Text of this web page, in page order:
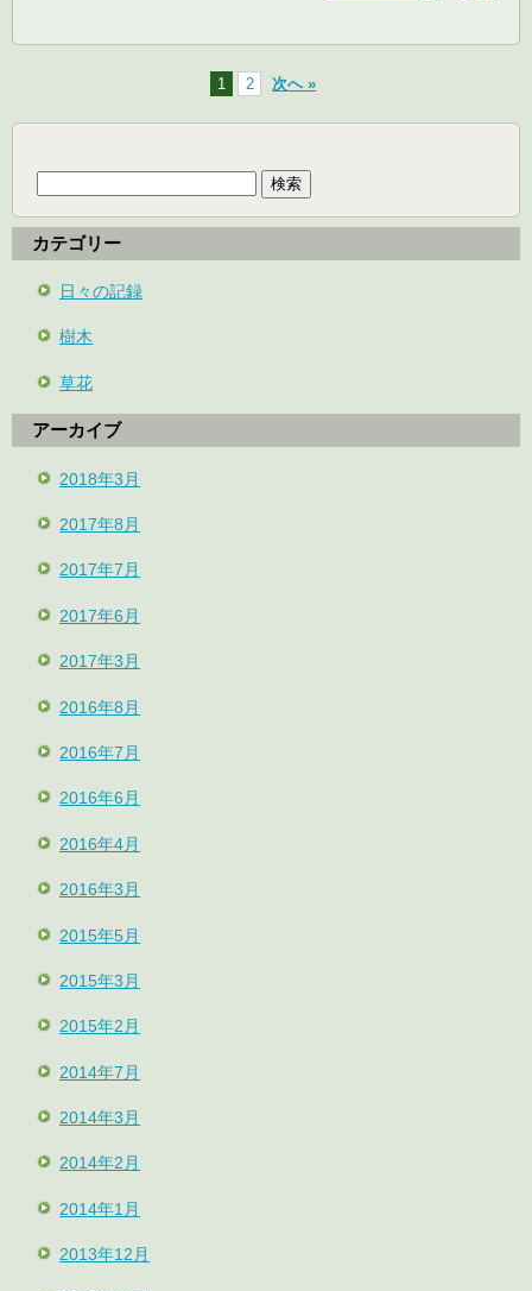
1 2 次へ »
カテゴリー
日々の記録
樹木
草花
アーカイブ
2018年3月
2017年8月
2017年7月
2017年6月
2017年3月
2016年8月
2016年7月
2016年6月
2016年4月
2016年3月
2015年5月
2015年3月
2015年2月
2014年7月
2014年3月
2014年2月
2014年1月
2013年12月